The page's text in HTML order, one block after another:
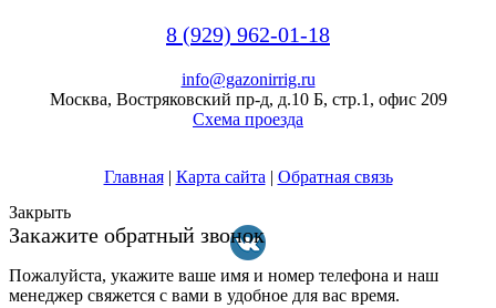
8 (929) 962-01-18
info@gazonirrig.ru
Москва, Востряковский пр-д, д.10 Б, стр.1, офис 209
Схема проезда
Главная| Карта сайта | Обратная связь
Закрыть
Закажите обратный звонок
Пожалуйста, укажите ваше имя и номер телефона и наш
менеджер свяжется с вами в удобное для вас время.